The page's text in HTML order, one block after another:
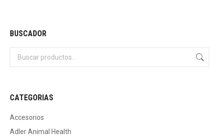
BUSCADOR
CATEGORIAS
Accesorios
Adler Animal Health